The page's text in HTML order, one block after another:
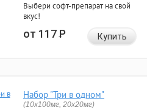
Выбери софт-препарат на свой
вкус!
от 117Р Купить
Набор "Три в одном"
(10x100мг, 20x20мг)